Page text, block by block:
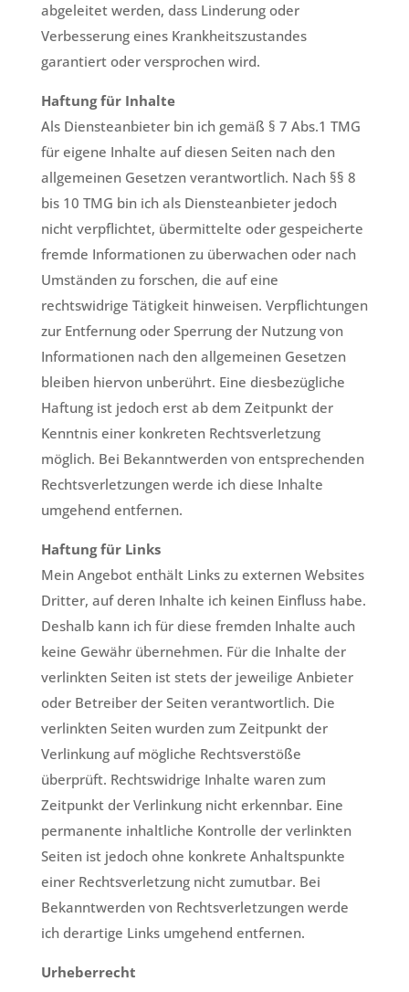
abgeleitet werden, dass Linderung oder
Verbesserung eines Krankheitszustandes
garantiert oder versprochen wird.
Haftung für Inhalte
Als Diensteanbieter bin ich gemäß § 7 Abs.1 TMG
für eigene Inhalte auf diesen Seiten nach den
allgemeinen Gesetzen verantwortlich. Nach §§ 8
bis 10 TMG bin ich als Diensteanbieter jedoch
nicht verpflichtet, übermittelte oder gespeicherte
fremde Informationen zu überwachen oder nach
Umständen zu forschen, die auf eine
rechtswidrige Tätigkeit hinweisen. Verpflichtungen
zur Entfernung oder Sperrung der Nutzung von
Informationen nach den allgemeinen Gesetzen
bleiben hiervon unberührt. Eine diesbezügliche
Haftung ist jedoch erst ab dem Zeitpunkt der
Kenntnis einer konkreten Rechtsverletzung
möglich. Bei Bekanntwerden von entsprechenden
Rechtsverletzungen werde ich diese Inhalte
umgehend entfernen.
Haftung für Links
Mein Angebot enthält Links zu externen Websites
Dritter, auf deren Inhalte ich keinen Einfluss habe.
Deshalb kann ich für diese fremden Inhalte auch
keine Gewähr übernehmen. Für die Inhalte der
verlinkten Seiten ist stets der jeweilige Anbieter
oder Betreiber der Seiten verantwortlich. Die
verlinkten Seiten wurden zum Zeitpunkt der
Verlinkung auf mögliche Rechtsverstöße
überprüft. Rechtswidrige Inhalte waren zum
Zeitpunkt der Verlinkung nicht erkennbar. Eine
permanente inhaltliche Kontrolle der verlinkten
Seiten ist jedoch ohne konkrete Anhaltspunkte
einer Rechtsverletzung nicht zumutbar. Bei
Bekanntwerden von Rechtsverletzungen werde
ich derartige Links umgehend entfernen.
Urheberrecht